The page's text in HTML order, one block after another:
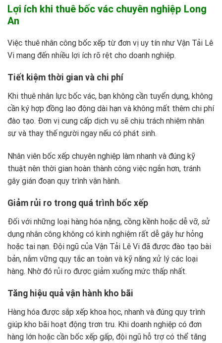
Lợi ích khi thuê bốc vác chuyên nghiệp Long
An
Việc thuê nhân công bốc xếp từ đơn vị uy tín như Vận Tải Lê
Vi mang đến nhiều lợi ích rõ rệt cho doanh nghiệp.
Tiết kiệm thời gian và chi phí
Khi thuê nhân lực bốc vác, bạn không cần tuyển dụng, không
cần ký hợp đồng lao động dài hạn và không mất thêm chi phí
đào tạo. Đơn vị cung cấp dịch vụ sẽ chịu trách nhiệm nhân
sự và thay thế người ngay nếu có phát sinh.
Nhân viên bốc xếp chuyên nghiệp làm nhanh và đúng kỹ
thuật nên thời gian hoàn thành công việc ngắn hơn, tránh
gây gián đoạn quy trình vận hành.
Giảm rủi ro trong quá trình bốc xếp
Đối với những loại hàng hóa nặng, cồng kềnh hoặc dễ vỡ, sử
dụng nhân công không có kinh nghiệm rất dễ gây hư hỏng
hoặc tai nạn. Đội ngũ của Vận Tải Lê Vi đã được đào tạo bài
bản, nắm vững quy tắc an toàn và kỹ năng xử lý các loại
hàng. Nhờ đó rủi ro được giảm xuống mức thấp nhất.
Tăng hiệu quả vận hành kho bãi
Hàng hóa được sắp xếp khoa học, nhanh và đúng quy trình
giúp kho bãi hoạt động trơn tru. Khi doanh nghiệp có đơn
hàng lớn hoặc cần bốc xếp gấp, đội ngũ hỗ trợ có thể tăng